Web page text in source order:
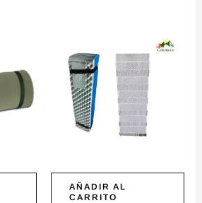
AÑADIR AL
CARRITO